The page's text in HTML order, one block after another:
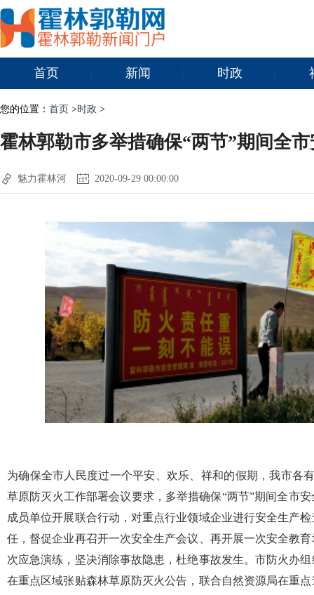
首页 新闻 时政
您的位置： 首页 >时政 >
霍林郭勒市多举措确保“两节”期间全
魅力霍林河 2020-09-29 00:00:00
为确保全市人民度过一个平安、欢乐、祥和的假期，我市各
草原防灭火工作部署会议要求，多举措确保“两节”期间全市
成员单位开展联合行动，对重点行业领域企业进行安全生产
任，督促企业再召开一次安全生产会议、再开展一次安全教
次应急演练，坚决消除事故隐患，杜绝事故发生。市防火办
在重点区域张贴森林草原防灭火公告，联合自然资源局在重